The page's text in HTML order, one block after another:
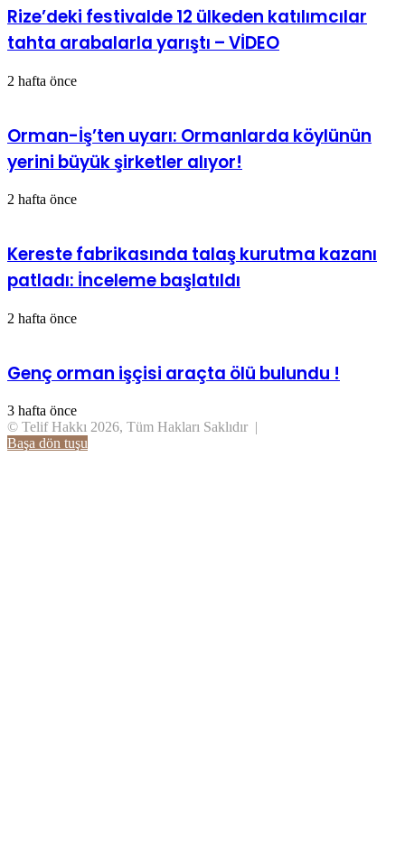
Rize’deki festivalde 12 ülkeden katılımcılar
tahta arabalarla yarıştı – VİDEO
2 hafta önce
Orman-İş’ten uyarı: Ormanlarda köylünün
yerini büyük şirketler alıyor!
2 hafta önce
Kereste fabrikasında talaş kurutma kazanı
patladı: İnceleme başlatıldı
2 hafta önce
Genç orman işçisi araçta ölü bulundu !
3 hafta önce
© Telif Hakkı 2026, Tüm Hakları Saklıdır |
Başa dön tuşu